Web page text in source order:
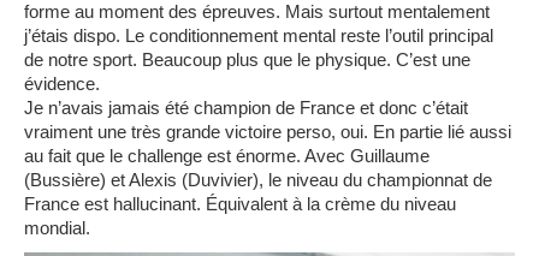
forme au moment des épreuves. Mais surtout mentalement
j’étais dispo. Le conditionnement mental reste l’outil principal
de notre sport. Beaucoup plus que le physique. C’est une
évidence.
Je n’avais jamais été champion de France et donc c’était
vraiment une très grande victoire perso, oui. En partie lié aussi
au fait que le challenge est énorme. Avec Guillaume
(Bussière) et Alexis (Duvivier), le niveau du championnat de
France est hallucinant. Équivalent à la crème du niveau
mondial.